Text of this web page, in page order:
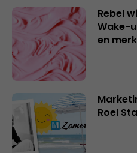
Rebel
Wake-
en
Roel